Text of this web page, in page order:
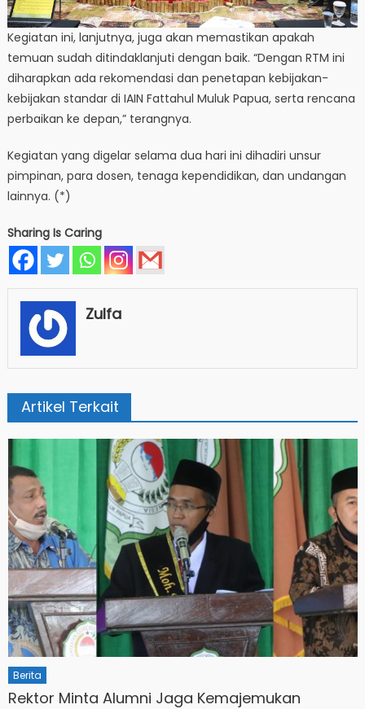
Kegiatan ini, lanjutnya, juga akan memastikan apakah
temuan sudah ditindaklanjuti dengan baik. “Dengan RTM ini
diharapkan ada rekomendasi dan penetapan kebijakan-
kebijakan standar di IAIN Fattahul Muluk Papua, serta rencana
perbaikan ke depan,” terangnya.
Kegiatan yang digelar selama dua hari ini dihadiri unsur
pimpinan, para dosen, tenaga kependidikan, dan undangan
lainnya. (*)
Sharing Is Caring
Zulfa
Artikel Terkait
Berita
Rektor Minta Alumni Jaga Kemajemukan